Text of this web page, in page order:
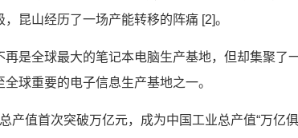
昆山经历了一场产能转移的阵痛 [2]。
再是全球最大的笔记本电脑生产基地，但却集聚了
球重要的电子信息生产基地之一。
产值首次突破万亿元，成为中国工业总产值“万亿